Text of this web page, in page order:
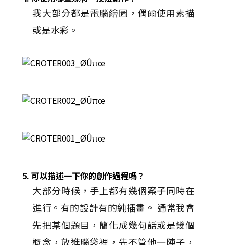
我大部分都是電腦繪圖，偶爾使用素描
或是水彩。
5. 可以描述一下你的創作過程嗎？
大部分時候，手上都有幾個案子同時在
進行。有的設計有的純插畫。 通常我會
先把某個題目，簡化成幾句話或是幾個
概念，放進腦袋裡，先不管他一陣子，